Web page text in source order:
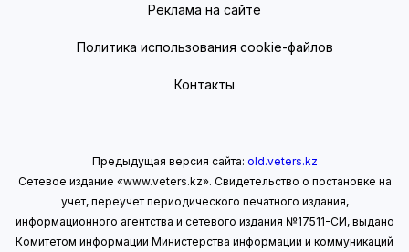
Реклама на сайте
Политика использования cookie-файлов
Контакты
Предыдущая версия сайта: old.veters.kz
Сетевое издание «www.veters.kz». Свидетельство о постановке на
учет, переучет периодического печатного издания,
информационного агентства и сетевого издания №17511-СИ, выдано
Комитетом информации Министерства информации и коммуникаций